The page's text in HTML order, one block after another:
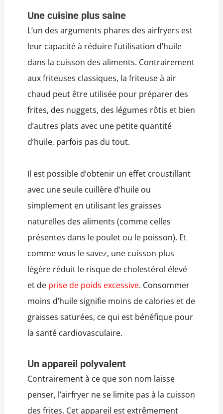
Une cuisine plus saine
L’un des arguments phares des airfryers est
leur capacité à réduire l’utilisation d’huile
dans la cuisson des aliments. Contrairement
aux friteuses classiques, la friteuse à air
chaud peut être utilisée pour préparer des
frites, des nuggets, des légumes rôtis et bien
d’autres plats avec une petite quantité
d’huile, parfois pas du tout.
Il est possible d’obtenir un effet croustillant
avec une seule cuillère d’huile ou
simplement en utilisant les graisses
naturelles des aliments (comme celles
présentes dans le poulet ou le poisson). Et
comme vous le savez, une cuisson plus
légère réduit le risque de cholestérol élevé
et de prise de poids excessive. Consommer
moins d’huile signifie moins de calories et de
graisses saturées, ce qui est bénéfique pour
la santé cardiovasculaire.
Un appareil polyvalent
Contrairement à ce que son nom laisse
penser, l’airfryer ne se limite pas à la cuisson
des frites. Cet appareil est extrêmement